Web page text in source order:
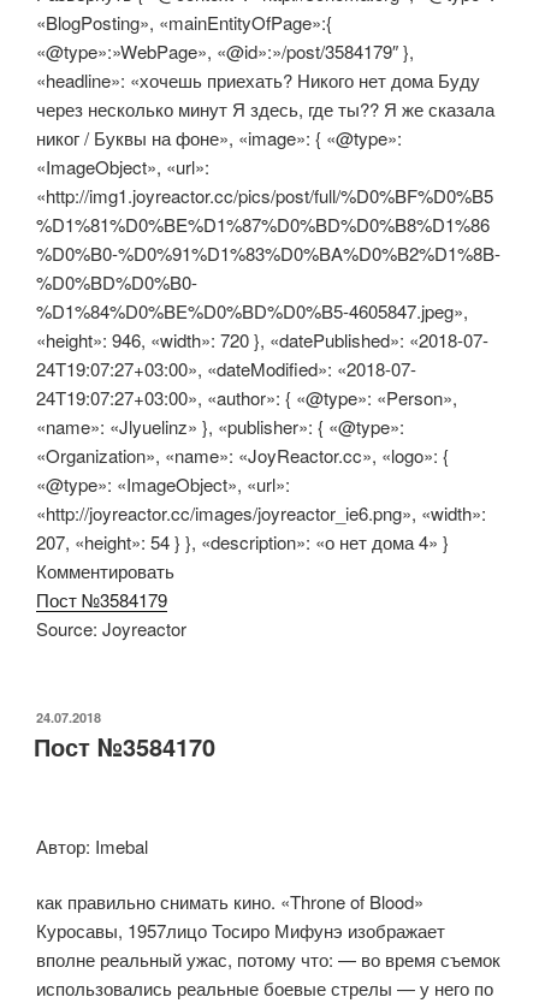
«BlogPosting», «mainEntityOfPage»:{
«@type»:»WebPage», «@id»:»/post/3584179″ },
«headline»: « хочешь приехать? Никого нет дома Буду
через несколько минут Я здесь, где ты?? Я же сказала
никог / Буквы на фоне», «image»: { «@type»:
«ImageObject», «url»:
«http://img1.joyreactor.cc/pics/post/full/%D0%BF%D0%B5
%D1%81%D0%BE%D1%87%D0%BD%D0%B8%D1%86
%D0%B0-%D0%91%D1%83%D0%BA%D0%B2%D1%8B-
%D0%BD%D0%B0-
%D1%84%D0%BE%D0%BD%D0%B5-4605847.jpeg»,
«height»: 946, «width»: 720 }, «datePublished»: «2018-07-
24T19:07:27+03:00», «dateModified»: «2018-07-
24T19:07:27+03:00», «author»: { «@type»: «Person»,
«name»: «Jlyuelinz» }, «publisher»: { «@type»:
«Organization», «name»: «JoyReactor.cc», «logo»: {
«@type»: «ImageObject», «url»:
«http://joyreactor.cc/images/joyreactor_ie6.png», «width»:
207, «height»: 54 } }, «description»: «о нет дома 4» }
Комментировать
Пост №3584179
Source: Joyreactor
ОПУБЛИКОВАНО
24.07.2018
Пост №3584170
Автор: Imebal
как правильно снимать кино. «Throne of Blood»
Куросавы, 1957лицо Тосиро Мифунэ изображает
вполне реальный ужас, потому что: — во время съемок
использовались реальные боевые стрелы — у него по